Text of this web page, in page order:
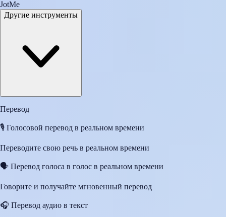
JotMe
Другие инструменты
Перевод
🎙️ Голосовой перевод в реальном времени
Переводите свою речь в реальном времени
🗣️ Перевод голоса в голос в реальном времени
Говорите и получайте мгновенный перевод
🎧 Перевод аудио в текст